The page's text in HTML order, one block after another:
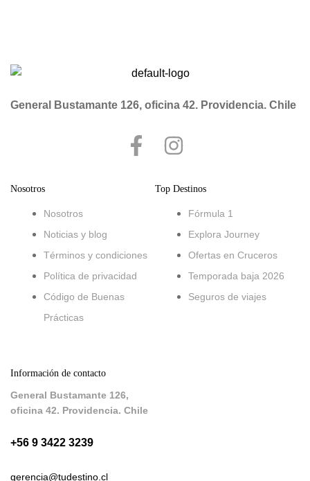
General Bustamante 126, oficina 42. Providencia. Chile
Nosotros
Nosotros
Noticias y blog
Términos y condiciones
Política de privacidad
Código de Buenas
Prácticas
Top Destinos
Fórmula 1
Explora Journey
Ofertas en Cruceros
Temporada baja 2026
Seguros de viajes
Información de contacto
General Bustamante 126,
oficina 42. Providencia. Chile
+56 9 3422 3239
gerencia@tudestino.cl